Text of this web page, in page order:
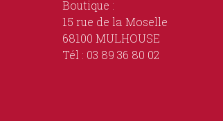
Boutique :
15 rue de la Moselle
68100 MULHOUSE
Tél : 03 89 36 80 02